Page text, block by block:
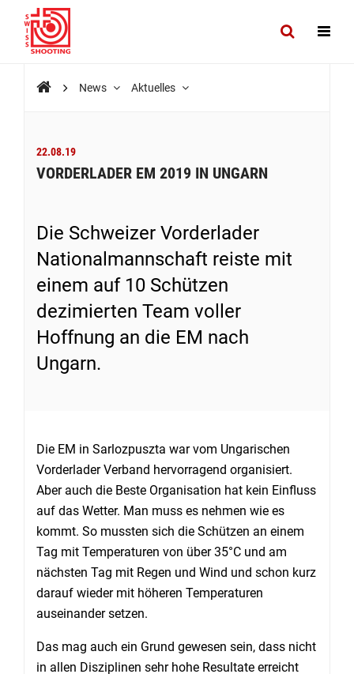
News Aktuelles
22.08.19
VORDERLADER EM 2019 IN UNGARN
Die Schweizer Vorderlader
Nationalmannschaft reiste mit
einem auf 10 Schützen
dezimierten Team voller
Hoffnung an die EM nach
Ungarn.
Die EM in Sarlozpuszta war vom Ungarischen
Vorderlader Verband hervorragend organisiert.
Aber auch die Beste Organisation hat kein Einfluss
auf das Wetter. Man muss es nehmen wie es
kommt. So mussten sich die Schützen an einem
Tag mit Temperaturen von über 35°C und am
nächsten Tag mit Regen und Wind und schon kurz
darauf wieder mit höheren Temperaturen
auseinander setzen.
Das mag auch ein Grund gewesen sein, dass nicht
in allen Disziplinen sehr hohe Resultate erreicht